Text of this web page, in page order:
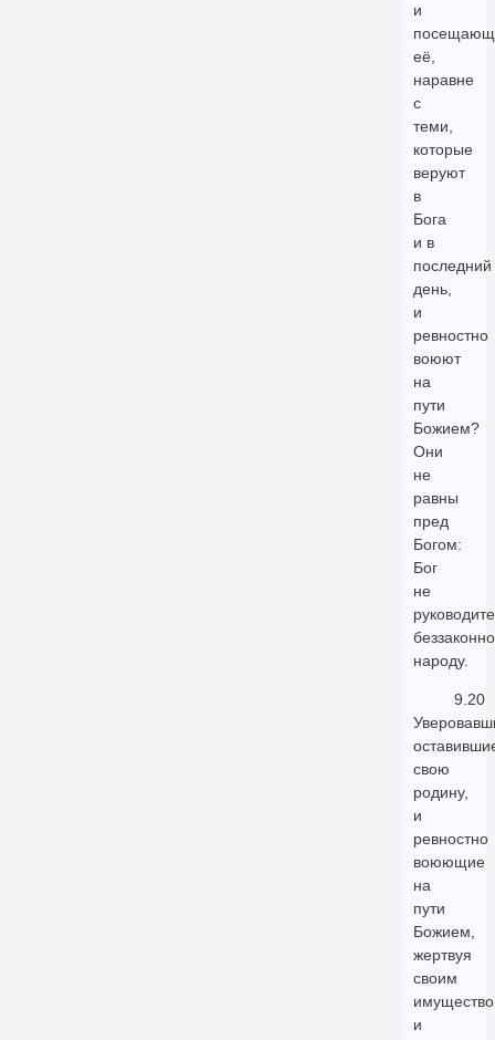
и
её,
наравне
с
теми,
которые
веруют
в
Бога
и в
последний
день,
и
ревностно
воюют
на
пути
Божием?
Они
не
равны
пред
Богом:
Бог
не
народу.
9.20
свою
родину,
и
ревностно
воюющие
на
пути
Божием,
жертвуя
своим
и